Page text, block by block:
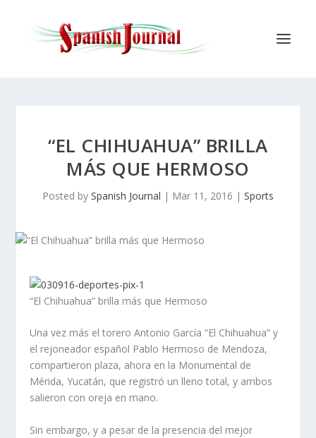
“EL CHIHUAHUA” BRILLA
MÁS QUE HERMOSO
Posted by Spanish Journal | Mar 11, 2016 | Sports
“El Chihuahua” brilla más que Hermoso
Una vez más el torero Antonio García “El Chihuahua” y
el rejoneador español Pablo Hermoso de Mendoza,
compartieron plaza, ahora en la Monumental de
Mérida, Yucatán, que registró un lleno total, y ambos
salieron con oreja en mano.
Sin embargo, y a pesar de la presencia del mejor